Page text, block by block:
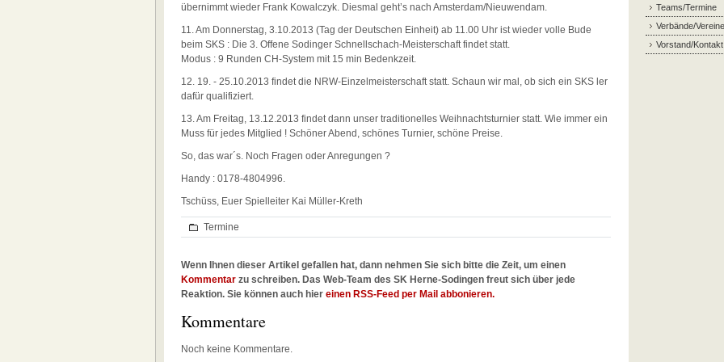
übernimmt wieder Frank Kowalczyk. Diesmal geht’s nach Amsterdam/Nieuwendam.
11. Am Donnerstag, 3.10.2013 (Tag der Deutschen Einheit) ab 11.00 Uhr ist wieder volle Bude
beim SKS : Die 3. Offene Sodinger Schnellschach-Meisterschaft findet statt.
Modus : 9 Runden CH-System mit 15 min Bedenkzeit.
12. 19. - 25.10.2013 findet die NRW-Einzelmeisterschaft statt. Schaun wir mal, ob sich ein SKS ler
dafür qualifiziert.
13. Am Freitag, 13.12.2013 findet dann unser traditionelles Weihnachtsturnier statt. Wie immer ein
Muss für jedes Mitglied ! Schöner Abend, schönes Turnier, schöne Preise.
So, das war´s. Noch Fragen oder Anregungen ?
Handy : 0178-4804996.
Tschüss, Euer Spielleiter Kai Müller-Kreth
Termine
Wenn Ihnen dieser Artikel gefallen hat, dann nehmen Sie sich bitte die Zeit, um einen
Kommentar zu schreiben. Das Web-Team des SK Herne-Sodingen freut sich über jede
Reaktion. Sie können auch hier einen RSS-Feed per Mail abbonieren.
Kommentare
Noch keine Kommentare.
Teams/Termine
Verbände/Vereine
Vorstand/Kontakt